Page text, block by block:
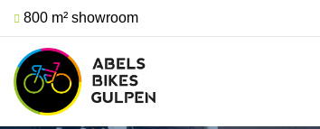
800 m² showroom